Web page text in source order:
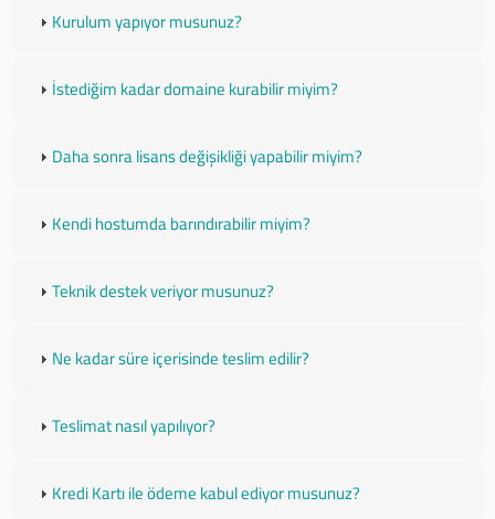
Kurulum yapıyor musunuz?
İstediğim kadar domaine kurabilir miyim?
Daha sonra lisans değişikliği yapabilir miyim?
Kendi hostumda barındırabilir miyim?
Teknik destek veriyor musunuz?
Ne kadar süre içerisinde teslim edilir?
Teslimat nasıl yapılıyor?
Kredi Kartı ile ödeme kabul ediyor musunuz?